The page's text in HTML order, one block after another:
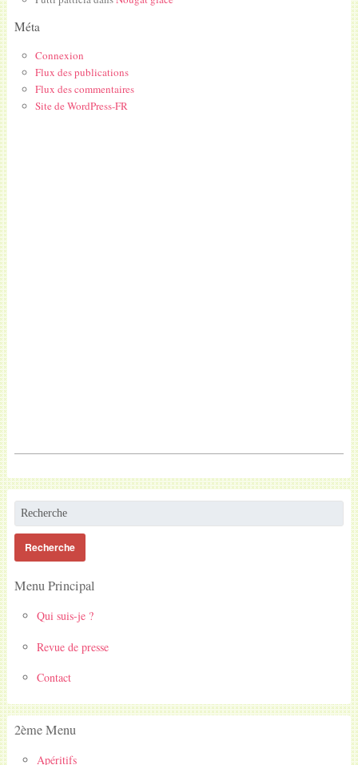
Méta
Connexion
Flux des publications
Flux des commentaires
Site de WordPress-FR
Menu Principal
Qui suis-je ?
Revue de presse
Contact
2ème Menu
Apéritifs